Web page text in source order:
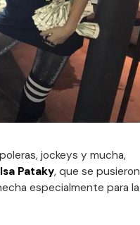
jockeys y mucha,
Pataky, que se pusieron
especialmente para la